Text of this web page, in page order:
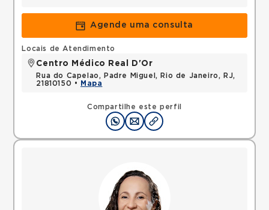
Agende uma consulta
Compartilhe este perfil
Locais de Atendimento
Centro Médico Real D'Or
Rua do Capelao, Padre Miguel, Rio de Janeiro, RJ,
21810150 •
Mapa